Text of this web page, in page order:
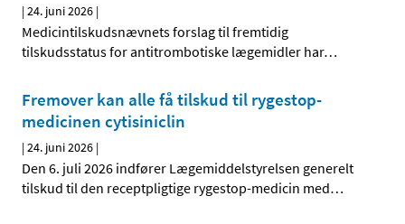
|24. juni 2026 |
Medicintilskudsnævnets forslag til fremtidig
tilskudsstatus for antitrombotiske lægemidler har…
Fremover kan alle få tilskud til rygestop-
medicinen cytisiniclin
|24. juni 2026 |
Den 6. juli 2026 indfører Lægemiddelstyrelsen generelt
tilskud til den receptpligtige rygestop-medicin med…